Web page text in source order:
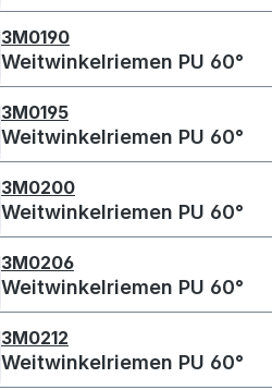
3M0190
Weitwinkelriemen PU 60°
3M0195
Weitwinkelriemen PU 60°
3M0200
Weitwinkelriemen PU 60°
3M0206
Weitwinkelriemen PU 60°
3M0212
Weitwinkelriemen PU 60°